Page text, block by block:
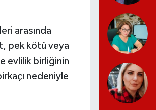
arasında
pek kötü veya
evlilik birliğinin
nedeniyle